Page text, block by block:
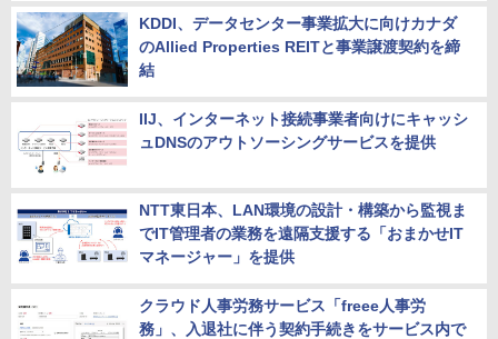
KDDI、データセンター事業拡大に向けカナダ
のAllied Properties REITと事業譲渡契約を締
結
IIJ、インターネット接続事業者向けにキャッシ
ュDNSのアウトソーシングサービスを提供
NTT東日本、LAN環境の設計・構築から監視ま
でIT管理者の業務を遠隔支援する「おまかせIT
マネージャー」を提供
クラウド人事労務サービス「freee人事労
務」、入退社に伴う契約手続きをサービス内で